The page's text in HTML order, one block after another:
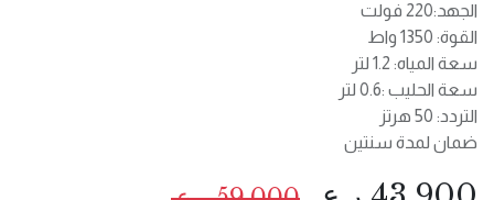
الجهد:220 فولت
القوة: 1350 واط
سعة المياه: 1.2 لتر
سعة الحليب :0.6 لتر
التردد: 50 هرتز
ضمان لمدة سنتين